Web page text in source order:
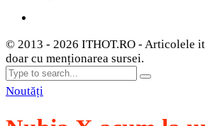
© 2013 - 2026 ITHOT.RO - Articolele
doar cu menționarea sursei.
Noutăți